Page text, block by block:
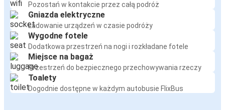
Pozostań w kontakcie przez całą podróż
Gniazda elektryczne
Ładowanie urządzeń w czasie podróży
Wygodne fotele
Dodatkowa przestrzeń na nogi i rozkładane fotele
Miejsce na bagaż
Przestrzeń do bezpiecznego przechowywania rzeczy
Toalety
Dogodnie dostępne w każdym autobusie FlixBus